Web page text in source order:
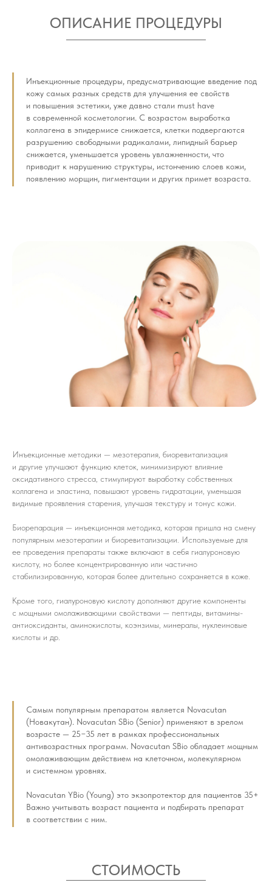
ОПИСАНИЕ ПРОЦЕДУРЫ
Инъекционные процедуры, предусматривающие введение под
кожу самых разных средств для улучшения ее свойств
и повышения эстетики, уже давно стали must have
в современной косметологии. С возрастом выработка
коллагена в эпидермисе снижается, клетки подвергаются
разрушению свободными радикалами, липидный барьер
снижается, уменьшается уровень увлажненности, что
приводит к нарушению структуры, истончению слоев кожи,
появлению морщин, пигментации и других примет возраста.
Инъекционные методики — мезотерапия, биоревитализация
и другие улучшают функцию клеток, минимизируют влияние
оксидативного стресса, стимулируют выработку собственных
коллагена и эластина, повышают уровень гидратации, уменьшая
видимые проявления старения, улучшая текстуру и тонус кожи.
Биорепарация — инъекционная методика, которая пришла на смену
популярным мезотерапии и биоревитализации. Используемые для
ее проведения препараты также включают в себя гиалуроновую
кислоту, но более концентрированную или частично
стабилизированную, которая более длительно сохраняется в коже.
Кроме того, гиалуроновую кислоту дополняют другие компоненты
с мощными омолаживающими свойствами — пептиды, витамины-
антиоксиданты, аминокислоты, коэнзимы, минералы, нуклеиновые
кислоты и др.
Самым популярным препаратом является Novacutan
(Новакутан). Novacutan SBio (Senior) применяют в зрелом
возрасте — 25−35 лет в рамках профессиональных
антивозрастных программ. Novacutan SBio обладает мощным
омолаживающим действием на клеточном, молекулярном
и системном уровнях.
Novacutan YBio (Young) это экзопротектор для пациентов 35+
Важно учитывать возраст пациента и подбирать препарат
в соответствии с ним.
СТОИМОСТЬ